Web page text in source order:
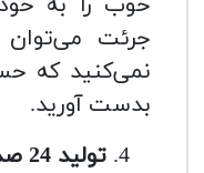
جرئت می‌توان
نمی‌کنید که
بدست آورید.
تولید 24 صدای متفاوت از